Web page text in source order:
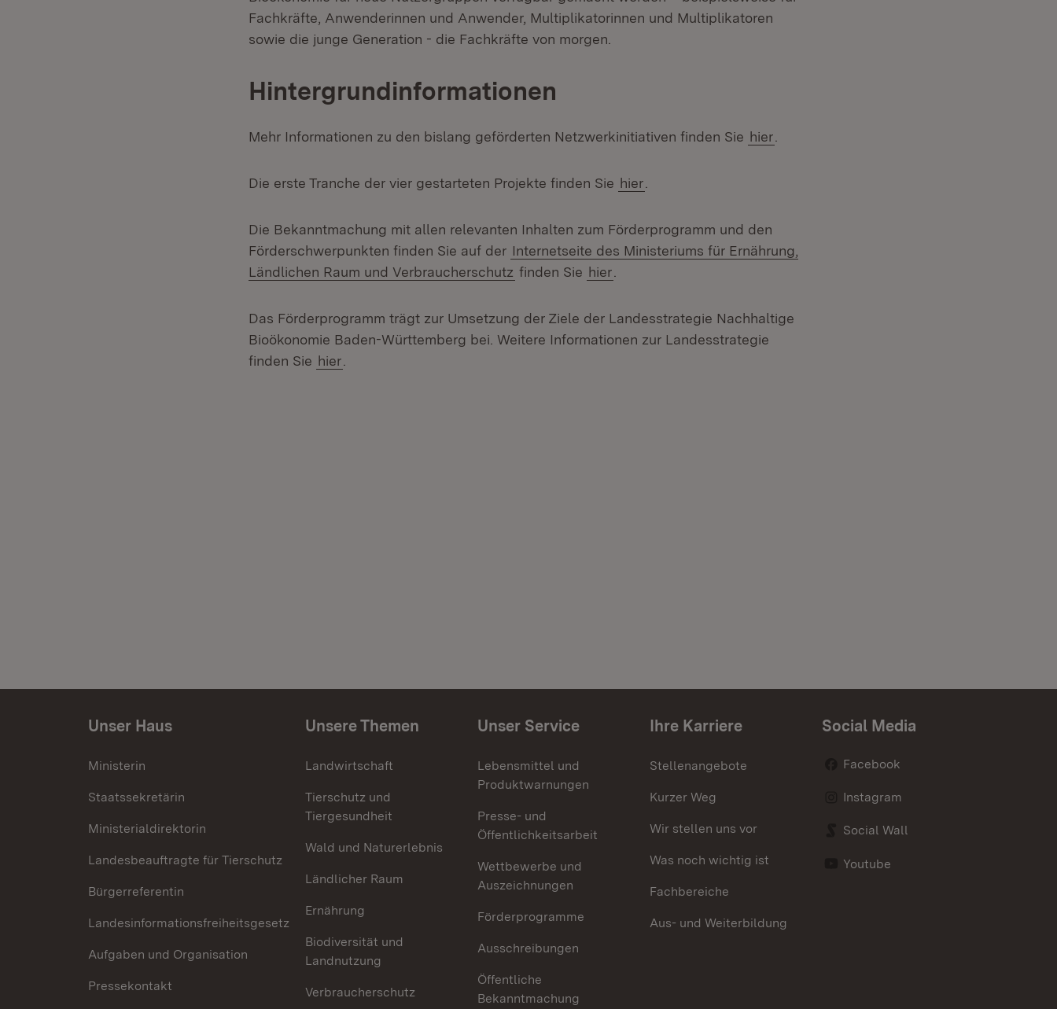
Fachkräfte, Anwenderinnen und Anwender, Multiplikatorinnen und Multiplikatoren
sowie die junge Generation - die Fachkräfte von morgen.
Hintergrundinformationen
Mehr Informationen zu den bislang geförderten Netzwerkinitiativen finden Sie hier
Die erste Tranche der vier gestarteten Projekte finden Sie hier
Die Bekanntmachung mit allen relevanten Inhalten zum Förderprogramm und den
Förderschwerpunkten finden Sie auf der Internetseite des Ministeriums für Ernährung,
Ländlichen Raum und Verbraucherschutz finden Sie hier
Das Förderprogramm trägt zur Umsetzung der Ziele der Landesstrategie Nachhaltige
Bioökonomie Baden-Württemberg bei. Weitere Informationen zur Landesstrategie
finden Sie hier
Unser Haus
Ministerin
Staatssekretärin
Ministerialdirektorin
Landesbeauftragte für Tierschutz
Bürgerreferentin
Landesinformationsfreiheitsgesetz
Aufgaben und Organisation
Pressekontakt
Unsere Themen
Landwirtschaft
Tierschutz und
Tiergesundheit
Wald und Naturerlebnis
Ländlicher Raum
Ernährung
Biodiversität und
Landnutzung
Verbraucherschutz
Unser Service
Lebensmittel und
Produktwarnungen
Presse- und
Öffentlichkeitsarbeit
Wettbewerbe und
Auszeichnungen
Förderprogramme
Ausschreibungen
Öffentliche
Bekanntmachung
Ihre Karriere
Stellenangebote
Kurzer Weg
Wir stellen uns vor
Was noch wichtig ist
Fachbereiche
Aus- und Weiterbildung
Social Media
Facebook
Instagram
Social Wall
Youtube